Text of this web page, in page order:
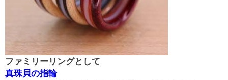
ファミリーリングとして
真珠貝の指輪